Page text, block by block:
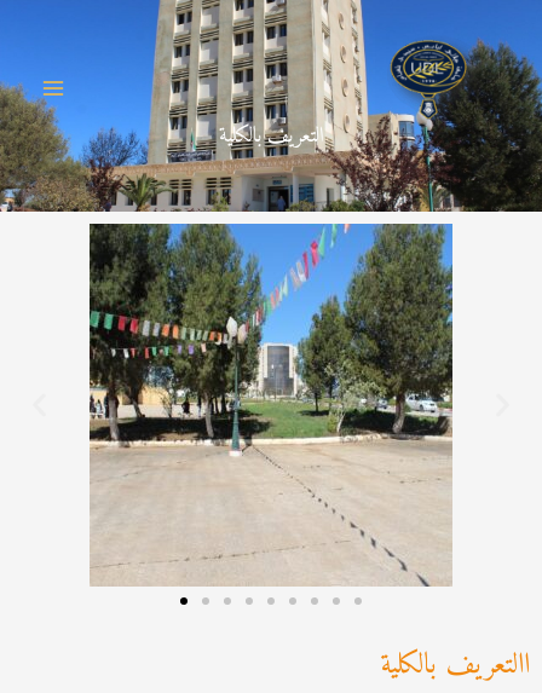
إلى
المحتوى
التعريف بالكلية
االتعريف بالكلية